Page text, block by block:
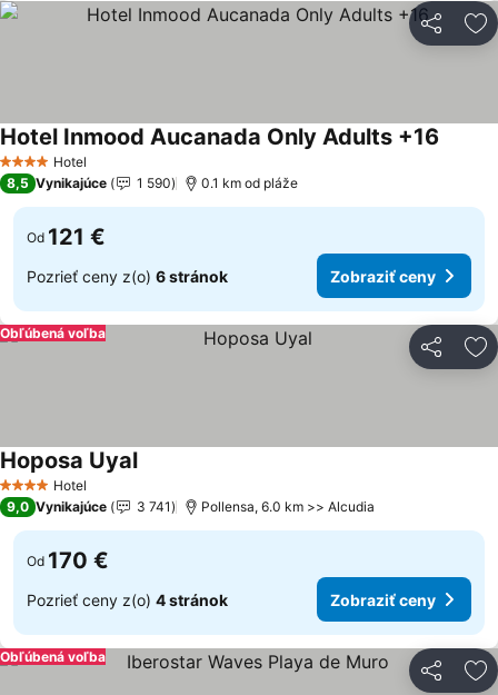
Zdieľať
4 Počet hviezdičiek
Hotel
Hotel Inmood Aucanada Only Adults +16
8,5 Vynikajúce 1 590 0.1 km od pláže
Od 121 €
Pozrieť ceny z(o) 6 stránok Zobraziť ceny
Zdieľať
Obľúbená voľba
4 Počet hviezdičiek
Hotel
Hoposa UyalZobraziť ceny
9,0 Vynikajúce 3 741 Pollensa, 6.0 km >> Alcudia
Od 170 €
Pozrieť ceny z(o) 4 stránok Zobraziť ceny
Zdieľať
Obľúbená voľba